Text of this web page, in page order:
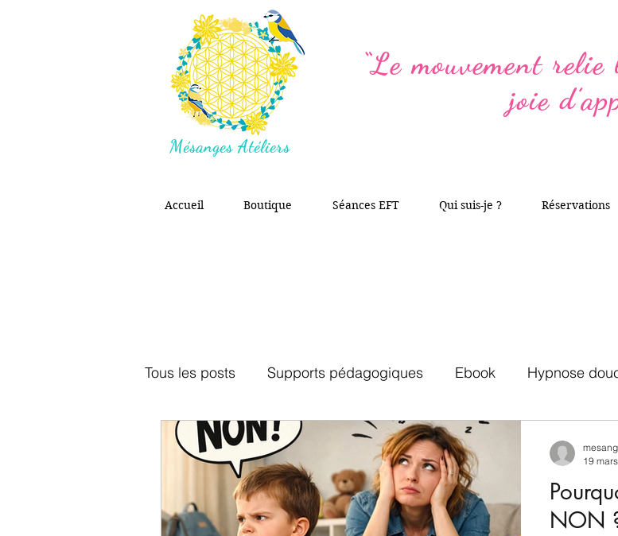
“Le mouvement
joie
Mésanges Atéliers
Accueil Boutique Séances EFT Qui suis-je ? Réservations
Tous les posts Supports pédagogiques Ebook Hypnose
Jeux vidéos Le couple Adolescents
Audio chaîne YouTube Ateliers EFT via zoom
NON
19 mars